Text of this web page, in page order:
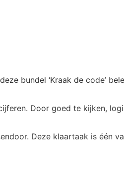
bundel ‘Kraak de code’
Door goed te kijken,
Deze klaartaak is één